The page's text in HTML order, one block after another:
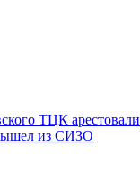
ТЦК арестовали
из СИЗО